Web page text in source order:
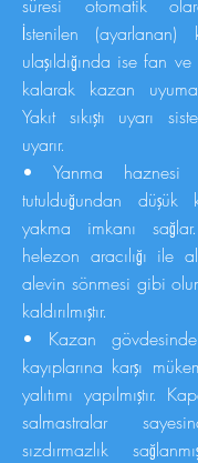
süresi otomatik
İstenilen (ayarlanan)
ulaşıldığında ise fan
kalarak kazan
Yakıt sıkıştı uyarı
uyarır.
• Yanma
tutulduğundan düşük
yakma imkanı
helezon aracılığı ile
alevin sönmesi gibi
kaldırılmıştır.
• Kazan gövdesinde
kayıplarına karşı
yalıtımı yapılmıştır.
salmastralar
sızdırmazlık